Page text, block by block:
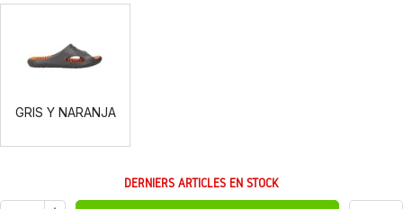
GRIS Y NARANJA
NARANJA
DERNIERS ARTICLES EN STOCK